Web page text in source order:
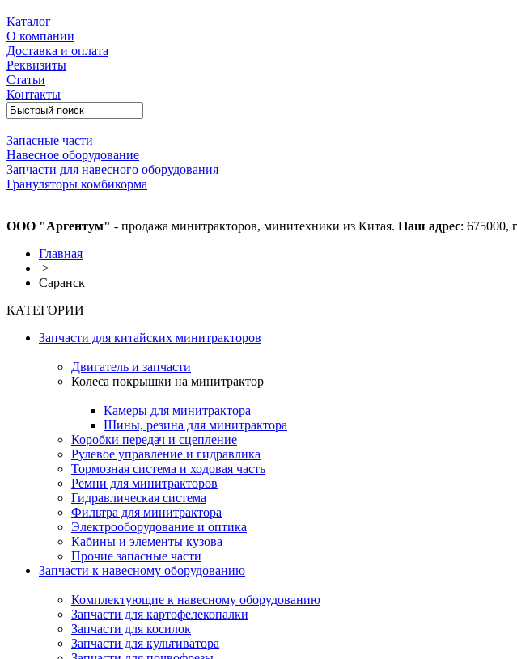
Каталог
О компании
Доставка и оплата
Реквизиты
Статьи
Контакты
Запасные части
Навесное оборудование
Запчасти для навесного оборудования
Грануляторы комбикорма
ООО "Аргентум" - продажа минитракторов, минитехники из Китая. Наш адрес: 675000,
Главная
>
Саранск
КАТЕГОРИИ
Запчасти для китайских минитракторов
Двигатель и запчасти
Колеса покрышки на минитрактор
Камеры для минитрактора
Шины, резина для минитрактора
Коробки передач и сцепление
Рулевое управление и гидравлика
Тормозная система и ходовая часть
Ремни для минитракторов
Гидравлическая система
Фильтра для минитрактора
Электрооборудование и оптика
Кабины и элементы кузова
Прочие запасные части
Запчасти к навесному оборудованию
Комплектующие к навесному оборудованию
Запчасти для картофелекопалки
Запчасти для косилок
Запчасти для культиватора